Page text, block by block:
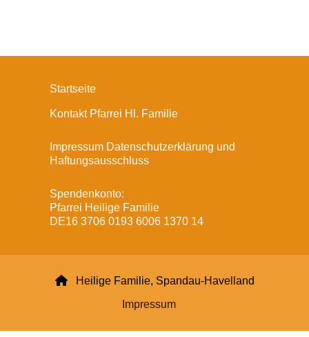
Startseite
Kontakt Pfarrei Hl. Familie
Impressum Datenschutzerklärung und
Haftungsausschluss
Spendenkonto:
Pfarrei Heilige Familie
DE16 3706 0193 6006 1370 14
Heilige Familie, Spandau-Havelland
Impressum